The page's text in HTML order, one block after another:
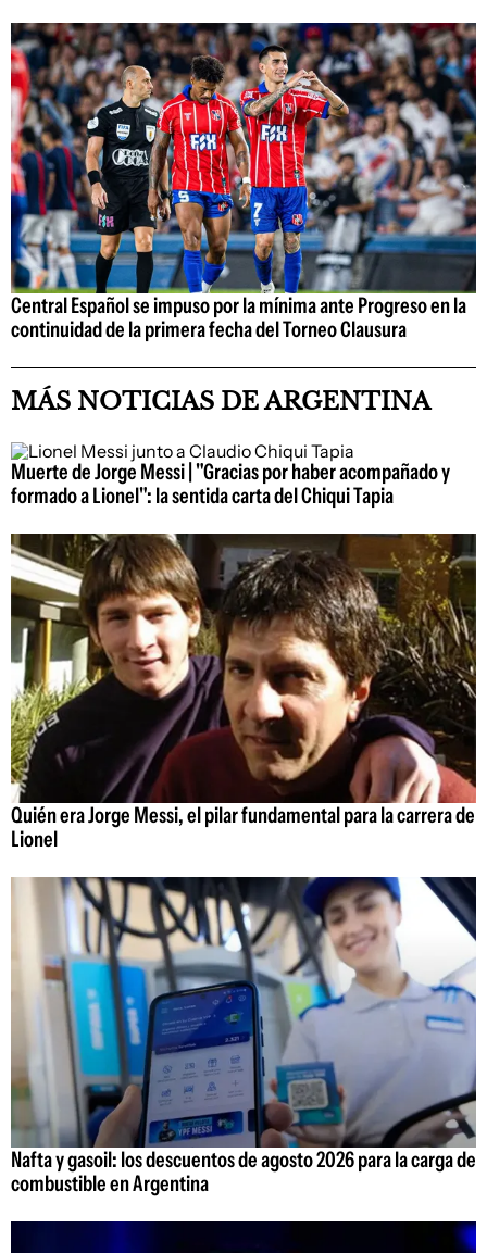
Central Español se impuso por la mínima ante Progreso en la
continuidad de la primera fecha del Torneo Clausura
MÁS NOTICIAS DE ARGENTINA
Muerte de Jorge Messi | "Gracias por haber acompañado y
formado a Lionel": la sentida carta del Chiqui Tapia
Quién era Jorge Messi, el pilar fundamental para la carrera de
Lionel
Nafta y gasoil: los descuentos de agosto 2026 para la carga de
combustible en Argentina